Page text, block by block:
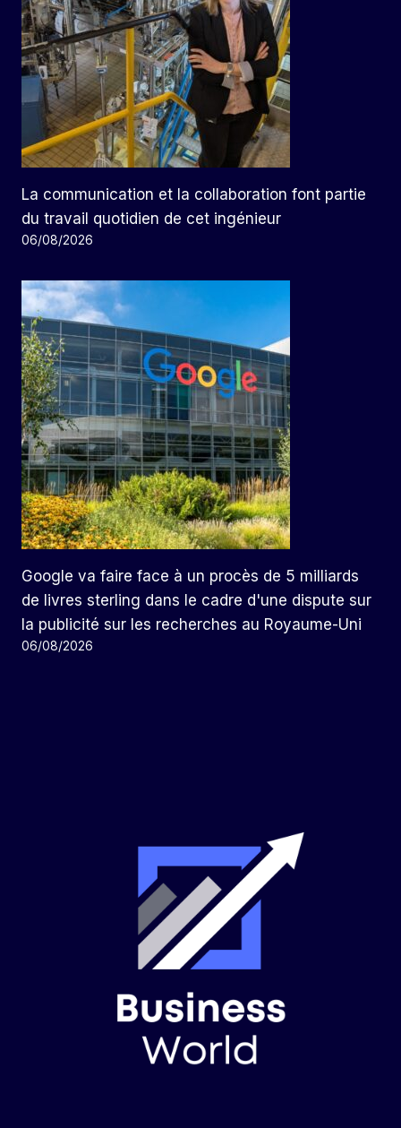
La communication et la collaboration font partie
du travail quotidien de cet ingénieur
06/08/2026
Google va faire face à un procès de 5 milliards
de livres sterling dans le cadre d'une dispute sur
la publicité sur les recherches au Royaume-Uni
06/08/2026